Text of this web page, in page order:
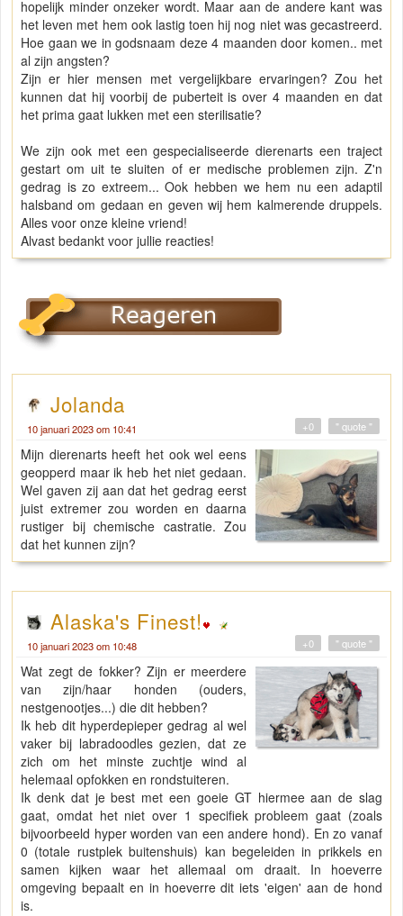
hopelijk minder onzeker wordt. Maar aan de andere kant was
het leven met hem ook lastig toen hij nog niet was gecastreerd.
Hoe gaan we in godsnaam deze 4 maanden door komen.. met
al zijn angsten?
Zijn er hier mensen met vergelijkbare ervaringen? Zou het
kunnen dat hij voorbij de puberteit is over 4 maanden en dat
het prima gaat lukken met een sterilisatie?
We zijn ook met een gespecialiseerde dierenarts een traject
gestart om uit te sluiten of er medische problemen zijn. Z'n
gedrag is zo extreem... Ook hebben we hem nu een adaptil
halsband om gedaan en geven wij hem kalmerende druppels.
Alles voor onze kleine vriend!
Alvast bedankt voor jullie reacties!
Jolanda
10 januari 2023 om 10:41 " quote "
+0
Mijn dierenarts heeft het ook wel eens
geopperd maar ik heb het niet gedaan.
Wel gaven zij aan dat het gedrag eerst
juist extremer zou worden en daarna
rustiger bij chemische castratie. Zou
dat het kunnen zijn?
Alaska's Finest!
10 januari 2023 om 10:48 " quote "
+0
Wat zegt de fokker? Zijn er meerdere
van zijn/haar honden (ouders,
nestgenootjes...) die dit hebben?
Ik heb dit hyperdepieper gedrag al wel
vaker bij labradoodles gezien, dat ze
zich om het minste zuchtje wind al
helemaal opfokken en rondstuiteren.
Ik denk dat je best met een goeie GT hiermee aan de slag
gaat, omdat het niet over 1 specifiek probleem gaat (zoals
bijvoorbeeld hyper worden van een andere hond). En zo vanaf
0 (totale rustplek buitenshuis) kan begeleiden in prikkels en
samen kijken waar het allemaal om draait. In hoeverre
omgeving bepaalt en in hoeverre dit iets 'eigen' aan de hond
is.